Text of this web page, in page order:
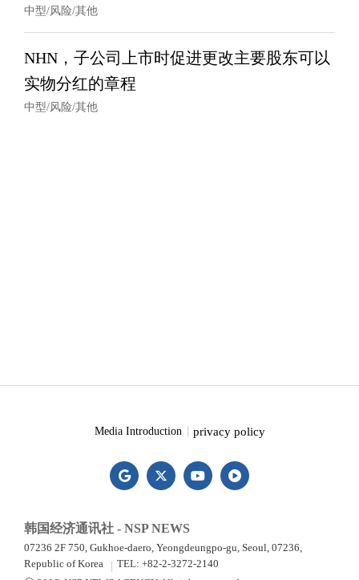
中型/风险/其他
NHN，子公司上市时促进更改主要股东可以
实物分红的章程
中型/风险/其他
Media Introduction privacy policy
韩国经济通讯社 - NSP NEWS
07236 2F 750, Gukhoe-daero, Yeongdeungpo-gu, Seoul, 07236,
Republic of Korea
TEL: +82-2-3272-2140